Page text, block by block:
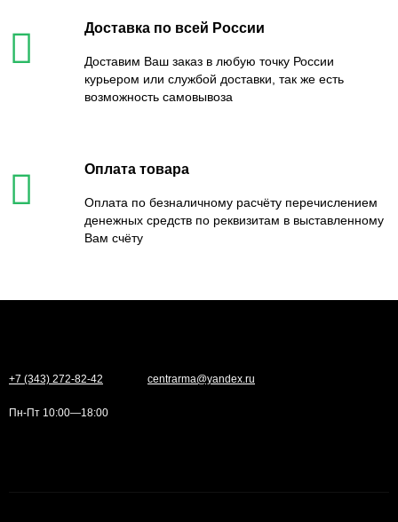
Доставка по всей России
Доставим Ваш заказ в любую точку России
курьером или службой доставки, так же есть
возможность самовывоза
Оплата товара
Оплата по безналичному расчёту перечислением
денежных средств по реквизитам в выставленному
Вам счёту
+7 (343) 272-82-42 centrarma@yandex.ru
Пн-Пт 10:00—18:00